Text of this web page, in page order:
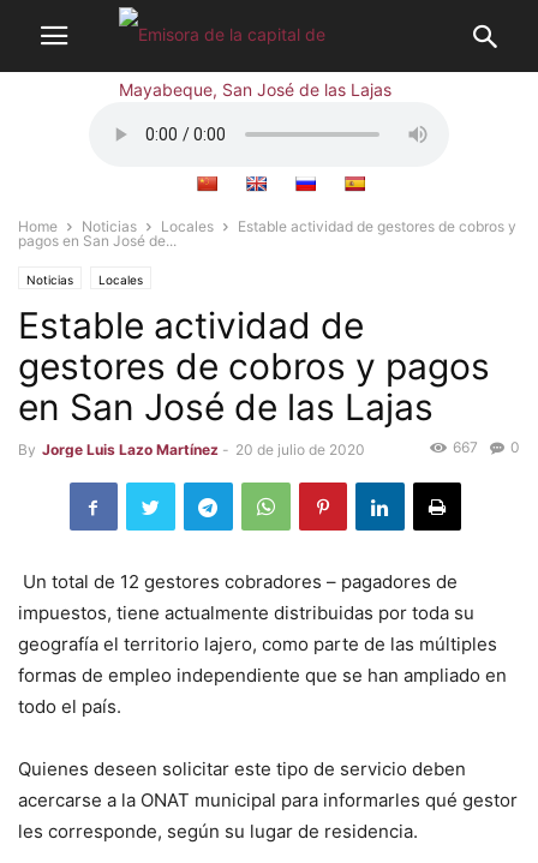
Home Noticias Locales
Estable actividad de gestores de cobros y
pagos en San José de...
Noticias Locales
Estable actividad de
gestores de cobros y pagos
en San José de las Lajas
By Jorge Luis Lazo Martínez - 20 de julio de 2020 0
667
Un total de 12 gestores cobradores – pagadores de
impuestos, tiene actualmente distribuidas por toda su
geografía el territorio lajero, como parte de las múltiples
formas de empleo independiente que se han ampliado en
todo el país.
Quienes deseen solicitar este tipo de servicio deben
acercarse a la ONAT municipal para informarles qué gestor
les corresponde, según su lugar de residencia.